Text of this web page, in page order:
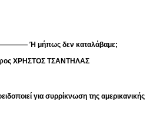
Ή μήπως δεν καταλάβαμε;
ΧΡΗΣΤΟΣ ΤΣΑΝΤΗΛΑΣ
για συρρίκνωση της αμερικανικής